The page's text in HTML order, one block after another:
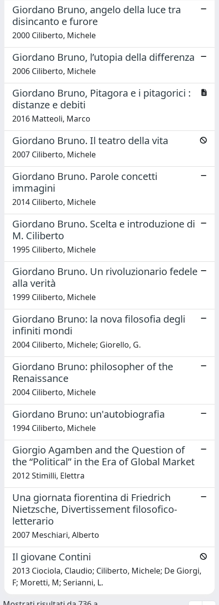
Giordano Bruno, angelo della luce tra
disincanto e furore
2000 Ciliberto, Michele
Giordano Bruno, l’utopia della differenza
2006 Ciliberto, Michele
Giordano Bruno, Pitagora e i pitagorici :
distanze e debiti
2016 Matteoli, Marco
Giordano Bruno. Il teatro della vita
2007 Ciliberto, Michele
Giordano Bruno. Parole concetti
immagini
2014 Ciliberto, Michele
Giordano Bruno. Scelta e introduzione di
M. Ciliberto
1995 Ciliberto, Michele
Giordano Bruno. Un rivoluzionario fedele
alla verità
1999 Ciliberto, Michele
Giordano Bruno: la nova filosofia degli
infiniti mondi
2004 Ciliberto, Michele; Giorello, G.
Giordano Bruno: philosopher of the
Renaissance
2004 Ciliberto, Michele
Giordano Bruno: un'autobiografia
1994 Ciliberto, Michele
Giorgio Agamben and the Question of
the “Political” in the Era of Global Market
2012 Stimilli, Elettra
Una giornata fiorentina di Friedrich
Nietzsche, Divertissement filosofico-
letterario
2007 Meschiari, Alberto
Il giovane Contini
2013 Ciociola, Claudio; Ciliberto, Michele; De Giorgi,
F; Moretti, M; Serianni, L.